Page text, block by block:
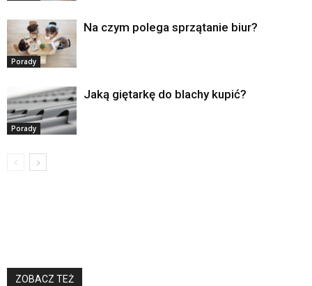
Porady
Na czym polega sprzątanie biur?
Porady
Jaką giętarkę do blachy kupić?
ZOBACZ TEŻ